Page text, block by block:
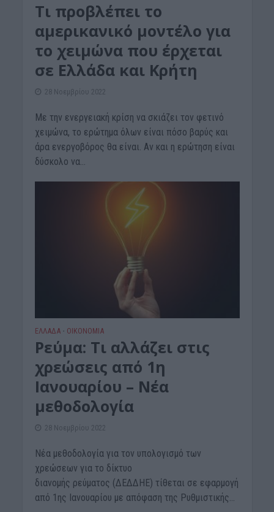
Τι προβλέπει το
αμερικανικό μοντέλο για
το χειμώνα που έρχεται
σε Ελλάδα και Κρήτη
28 Νοεμβρίου 2022
Με την ενεργειακή κρίση να σκιάζει τον φετινό
χειμώνα, το ερώτημα όλων είναι πόσο βαρύς και
άρα ενεργοβόρος θα είναι. Αν και η ερώτηση είναι
δύσκολο να...
ΕΛΛΑΔΑ • ΟΙΚΟΝΟΜΙΑ
Ρεύμα: Τι αλλάζει στις
χρεώσεις από 1η
Ιανουαρίου – Νέα
μεθοδολογία
28 Νοεμβρίου 2022
Νέα μεθοδολογία για τον υπολογισμό των
χρεώσεων για το δίκτυο
διανομής ρεύματος (ΔΕΔΔΗΕ) τίθεται σε εφαρμογή
από 1ης Ιανουαρίου με απόφαση της Ρυθμιστικής...